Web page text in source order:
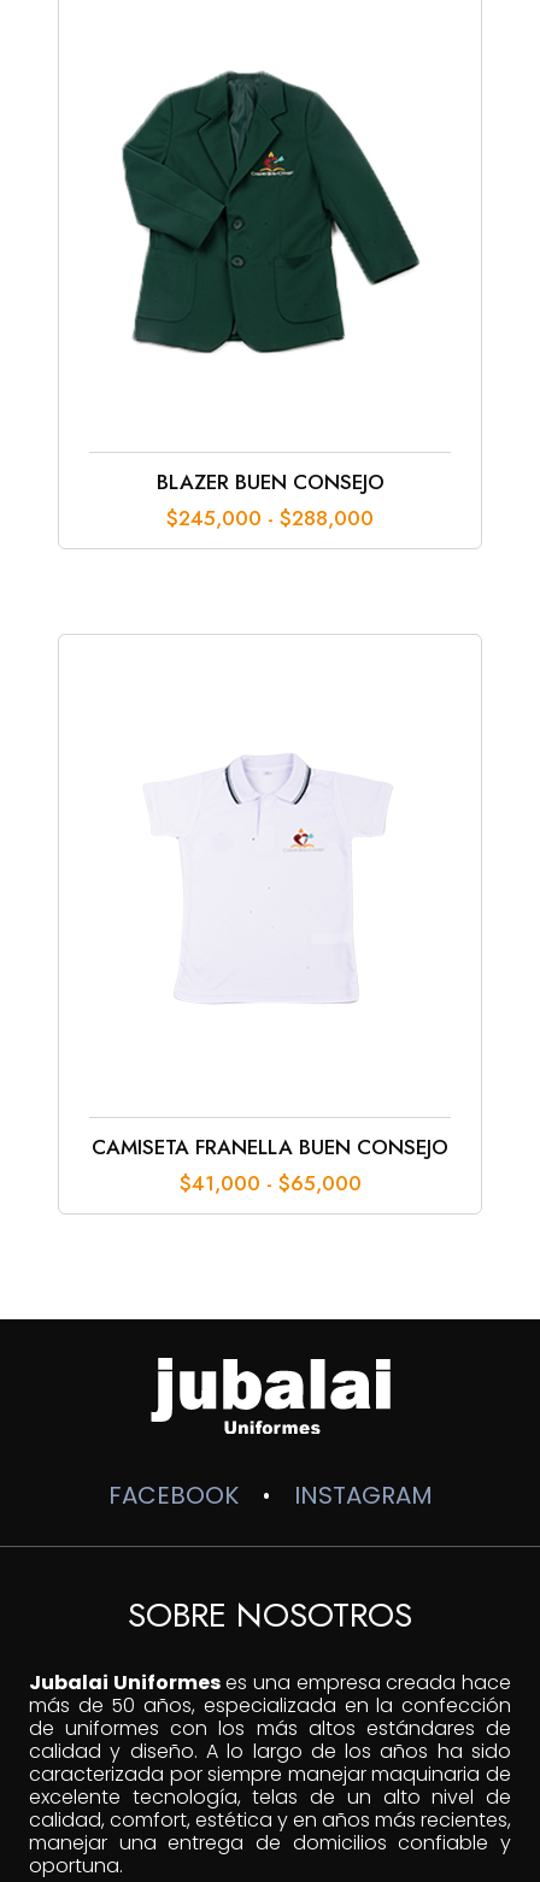
BLAZER BUEN CONSEJO
$245,000 - $288,000
de
hasta
CAMISETA FRANELLA BUEN CONSEJO
$41,000 - $65,000Rango
de
$65,000
FACEBOOK • INSTAGRAM
SOBRE NOSOTROS
Jubalai Uniformeses una empresa creada hace
más de 50 años, especializada en la confección
de uniformes con los más altos estándares de
calidad y diseño. A lo largo de los años ha sido
caracterizada por siempre manejar maquinaria de
excelente tecnología, telas de un alto nivel de
calidad, comfort, estética y en años más recientes,
manejar una entrega de domicilios confiable y
oportuna.